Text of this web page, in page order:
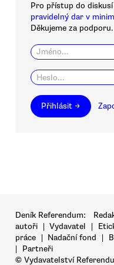
Pro přístup do
pravidelný dar v
Děkujeme za podporu.
Přihlásit →
Deník Referendum:
autoři | Vydavatel |
práce | Nadační fond |
|
Partneři
© Vydavatelství